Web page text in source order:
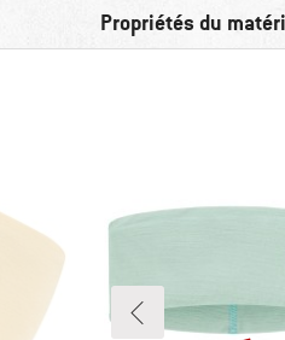
Propriétés du